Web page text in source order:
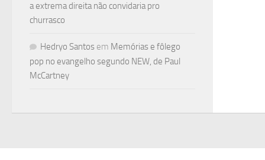
a extrema direita não convidaria pro
churrasco
Hedryo Santos em Memórias e fôlego
pop no evangelho segundo NEW, de Paul
McCartney